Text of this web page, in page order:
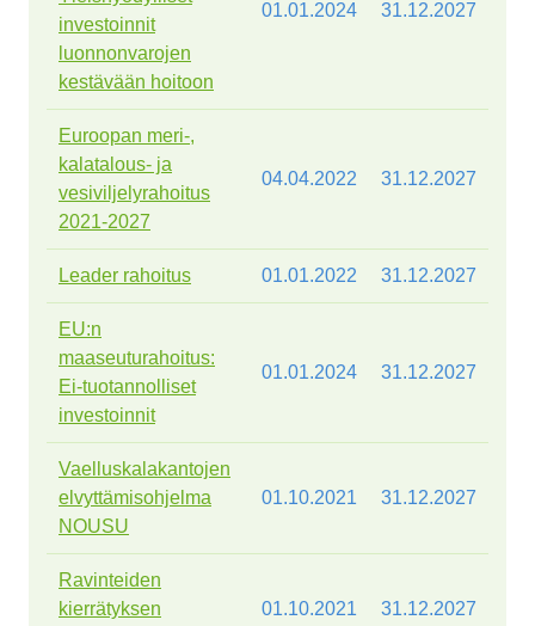
investoinnit
luonnonvarojen
kestävään hoitoon
01.01.2024 31.12.2027
Euroopan meri-,
kalatalous- ja
vesiviljelyrahoitus
2021-2027
04.04.2022 31.12.2027
Leader rahoitus 01.01.2022 31.12.2027
EU:n
maaseuturahoitus:
Ei-tuotannolliset
investoinnit
01.01.2024 31.12.2027
Vaelluskalakantojen
elvyttämisohjelma
NOUSU
01.10.2021 31.12.2027
Ravinteiden
kierrätyksen
01.10.2021 31.12.2027